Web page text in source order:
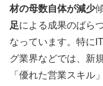
材の母数自体が減少
足による成果のばら
なっています。特に
グ業界などでは、新
「優れた営業スキル